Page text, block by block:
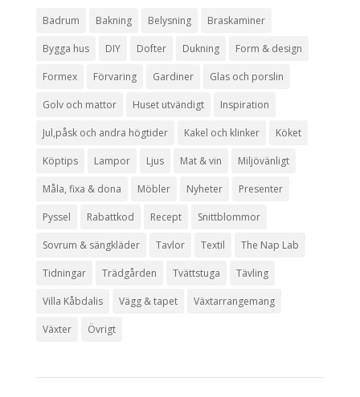
Badrum Bakning Belysning Braskaminer
Bygga hus DIY Dofter Dukning Form & design
Formex Förvaring Gardiner Glas och porslin
Golv och mattor Huset utvändigt Inspiration
Jul,påsk och andra högtider Kakel och klinker Köket
Köptips Lampor Ljus Mat & vin Miljövänligt
Måla, fixa & dona Möbler Nyheter Presenter
Pyssel Rabattkod Recept Snittblommor
Sovrum & sängkläder Tavlor Textil The Nap Lab
Tidningar Trädgården Tvättstuga Tävling
Villa Kåbdalis Vägg & tapet Växtarrangemang
Växter Övrigt